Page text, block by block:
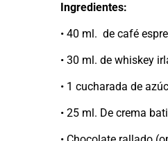
Ingredientes:
• 40 ml. de café
• 30 ml. de whiskey
• 1 cucharada de
• 25 ml. De crema